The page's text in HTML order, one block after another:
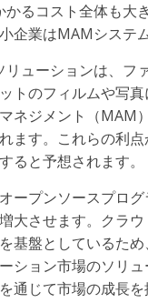
るコスト全体も大
企業はMAMシステ
ューションは、フ
トのフィルムや写
ネジメント（MAM
ます。これらの利
ると予想されます。
ープンソースプロ
大させます。クラ
基盤としているた
ション市場のソリ
通じて市場の成長を